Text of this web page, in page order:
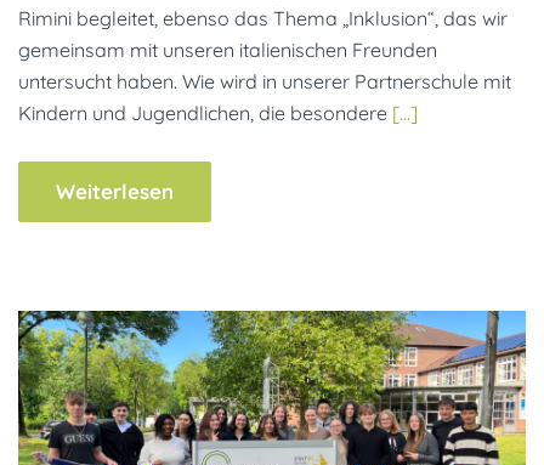
Rimini begleitet, ebenso das Thema „Inklusion“, das wir
gemeinsam mit unseren italienischen Freunden
untersucht haben. Wie wird in unserer Partnerschule mit
Kindern und Jugendlichen, die besondere […]
Weiterlesen